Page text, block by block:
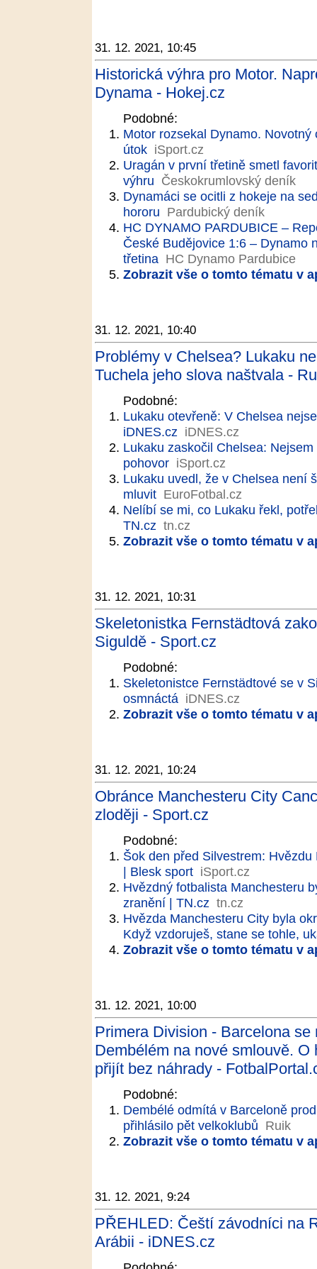
31. 12. 2021, 10:45
Historická výhra pro Motor.
Dynama - Hokej.cz
Podobné:
Motor rozsekal Dynamo.
útok iSport.cz
Uragán v první třetině smetl
výhru Českokrumlovský deník
Dynamáci se ocitli z hokeje na
hororu Pardubický deník
HC DYNAMO PARDUBICE –
České Budějovice 1:6 – Dynamo
třetina HC Dynamo Pardubice
Zobrazit vše o tomto tématu v
31. 12. 2021, 10:40
Problémy v Chelsea? Lukaku
Tuchela jeho slova naštvala -
Podobné:
Lukaku otevřeně: V Chelsea
iDNES.cz iDNES.cz
Lukaku zaskočil Chelsea:
pohovor iSport.cz
Lukaku uvedl, že v Chelsea není
mluvit EuroFotbal.cz
Nelíbí se mi, co Lukaku řekl,
TN.cz tn.cz
Zobrazit vše o tomto tématu v
31. 12. 2021, 10:31
Skeletonistka Fernstädtová
Siguldě - Sport.cz
Podobné:
Skeletonistce Fernstädtové se v
osmnáctá iDNES.cz
Zobrazit vše o tomto tématu v
31. 12. 2021, 10:24
Obránce Manchesteru City
zloději - Sport.cz
Podobné:
Šok den před Silvestrem:
| Blesk sport iSport.cz
Hvězdný fotbalista Manchesteru
zranění | TN.cz tn.cz
Hvězda Manchesteru City byla
Když vzdoruješ, stane se tohle,
Zobrazit vše o tomto tématu v
31. 12. 2021, 10:00
Primera Division - Barcelona
Dembélém na nové smlouvě.
přijít bez náhrady -
Podobné:
Dembélé odmítá v Barceloně
přihlásilo pět velkoklubů Ruik
Zobrazit vše o tomto tématu v
31. 12. 2021, 9:24
PŘEHLED: Čeští závodníci na
Arábii - iDNES.cz